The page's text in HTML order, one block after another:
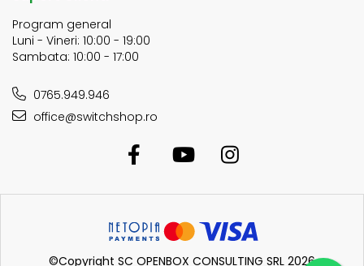
Program general
Luni - Vineri: 10:00 - 19:00
Sambata: 10:00 - 17:00
0765.949.946
office@switchshop.ro
©Copyright SC OPENBOX CONSULTING SRL 2026